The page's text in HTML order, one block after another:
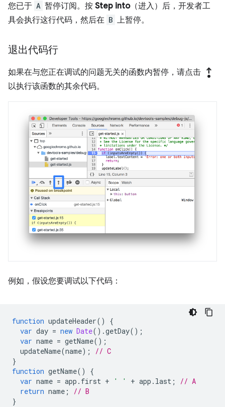
您已于 A 暂停订阅。按 Step into（进入）后，开发者工
具会执行这行代码，然后在 B 上暂停。
退出代码行
如果在与您正在调试的问题无关的函数内暂停，请点击 step_out
以执行该函数的其余代码。
例如，假设您要调试以下代码：
function updateHeader()
{
var day = new Date().getDay();
var name = getName();
updateName(name);
// C
}
function getName()
{
var name = app . first + ' ' + app . last ;
// A
return name ;
// B
}